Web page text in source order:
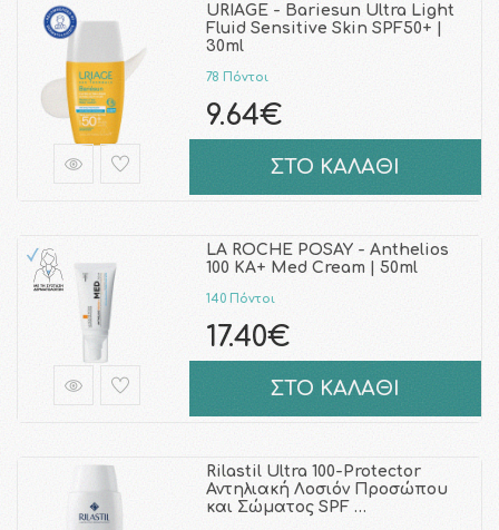
URIAGE - Bariesun Ultra Light
Fluid Sensitive Skin SPF50+ |
30ml
78 Πόντοι
9.64€
ΣΤΟ ΚΑΛΑΘΙ
LA ROCHE POSAY - Anthelios
100 KA+ Med Cream | 50ml
140 Πόντοι
17.40€
ΣΤΟ ΚΑΛΑΘΙ
Rilastil Ultra 100-Protector
Αντηλιακή Λοσιόν Προσώπου
και Σώματος SPF …